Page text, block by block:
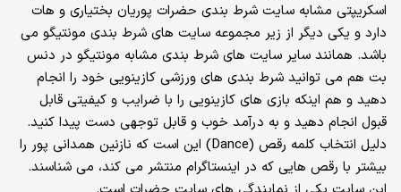
اسکریپتی مشابه سایت شرط بندی حضرات پوریان بختیاری و هات
دارد و یکی دیگر از زیر مجموعه سایت های شرط بندی مونتیگو می
باشد. همانند سایر سایت های شرط بندی مشابه مونتیگو در دنس
بت هم می توانید شرط بندی های ورزشی کازینویی خود را انجام
دهید و هم اینکه بازی های کازینویی را با ضرایب و کیفیتی قابل
قبول انجام دهید و به درآمد خوب و قابل توجهی دست پیدا کنید.
دلیل انتخاب کلمه رقص (Dance) این است که نازنین همدانی پور را
بیشتر با رقص‌ هایی که در اینستاگرام منتشر می‌ کند، می‌ شناسند.